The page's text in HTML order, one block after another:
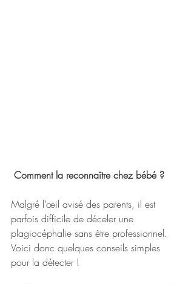
Comment la reconnaître chez bébé ?
Malgré l’œil avisé des parents, il est
parfois difficile de déceler une
plagiocéphalie sans être professionnel.
Voici donc quelques conseils simples
pour la détecter !